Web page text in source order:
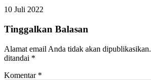
10 Juli 2022
Tinggalkan Balasan
Alamat email Anda tidak akan dipublikasikan.
ditandai *
Komentar *